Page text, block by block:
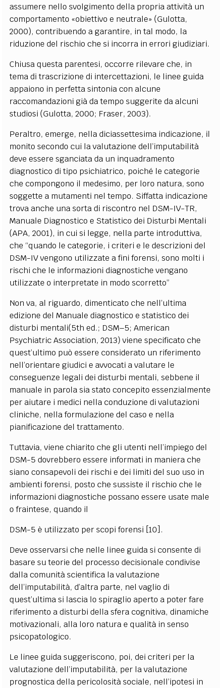
assumere nello svolgimento della propria attività un
comportamento «obiettivo e neutrale» (Gulotta,
2000), contribuendo a garantire, in tal modo, la
riduzione del rischio che si incorra in errori giudiziari.
Chiusa questa parentesi, occorre rilevare che, in
tema di trascrizione di intercettazioni, le linee guida
appaiono in perfetta sintonia con alcune
raccomandazioni già da tempo suggerite da alcuni
studiosi (Gulotta, 2000; Fraser, 2003).
Peraltro, emerge, nella diciassettesima indicazione, il
monito secondo cui la valutazione dell’imputabilità
deve essere sganciata da un inquadramento
diagnostico di tipo psichiatrico, poiché le categorie
che compongono il medesimo, per loro natura, sono
soggette a mutamenti nel tempo. Siffatta indicazione
trova anche una sorta di riscontro nel DSM-IV-TR,
Manuale Diagnostico e Statistico dei Disturbi Mentali
(APA, 2001), in cui si legge, nella parte introduttiva,
che “quando le categorie, i criteri e le descrizioni del
DSM-IV vengono utilizzate a fini forensi, sono molti i
rischi che le informazioni diagnostiche vengano
utilizzate o interpretate in modo scorretto”
Non va, al riguardo, dimenticato che nell’ultima
edizione del Manuale diagnostico e statistico dei
disturbi mentali(5th ed.; DSM–5; American
Psychiatric Association, 2013) viene specificato che
quest’ultimo può essere considerato un riferimento
nell’orientare giudici e avvocati a valutare le
conseguenze legali dei disturbi mentali, sebbene il
manuale in parola sia stato concepito essenzialmente
per aiutare i medici nella conduzione di valutazioni
cliniche, nella formulazione del caso e nella
pianificazione del trattamento.
Tuttavia, viene chiarito che gli utenti nell’impiego del
DSM-5 dovrebbero essere informati in maniera che
siano consapevoli dei rischi e dei limiti del suo uso in
ambienti forensi, posto che sussiste il rischio che le
informazioni diagnostiche possano essere usate male
o fraintese, quando il
DSM-5 è utilizzato per scopi forensi [10].
Deve osservarsi che nelle linee guida si consente di
basare su teorie del processo decisionale condivise
dalla comunità scientifica la valutazione
dell’imputabilità, d’altra parte, nel vaglio di
quest’ultima si lascia lo spiraglio aperto a poter fare
riferimento a disturbi della sfera cognitiva, dinamiche
motivazionali, alla loro natura e qualità in senso
psicopatologico.
Le linee guida suggeriscono, poi, dei criteri per la
valutazione dell’imputabilità, per la valutazione
prognostica della pericolosità sociale, nell’ipotesi in